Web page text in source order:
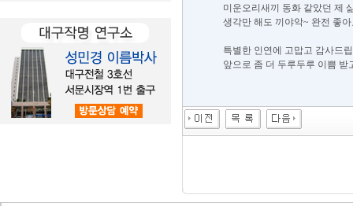
미운오리새끼 동화 같았던 제
생각만 해도 끼야악~ 완전 좋
특별한 인연에 고맙고 감사드
앞으로 좀 더 두루두루 이쁨